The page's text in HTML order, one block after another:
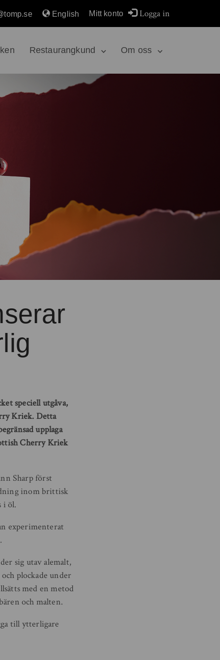
Restaurangkund Om oss
English Mitt konto Logga in
speciell utgåva,
Kriek. Detta
upplaga
Cherry Kriek
Sharp först
inom brittisk
i öl.
experimenterat
sig utav alemalt,
plockade under
med en metod
och malten.
till ytterligare